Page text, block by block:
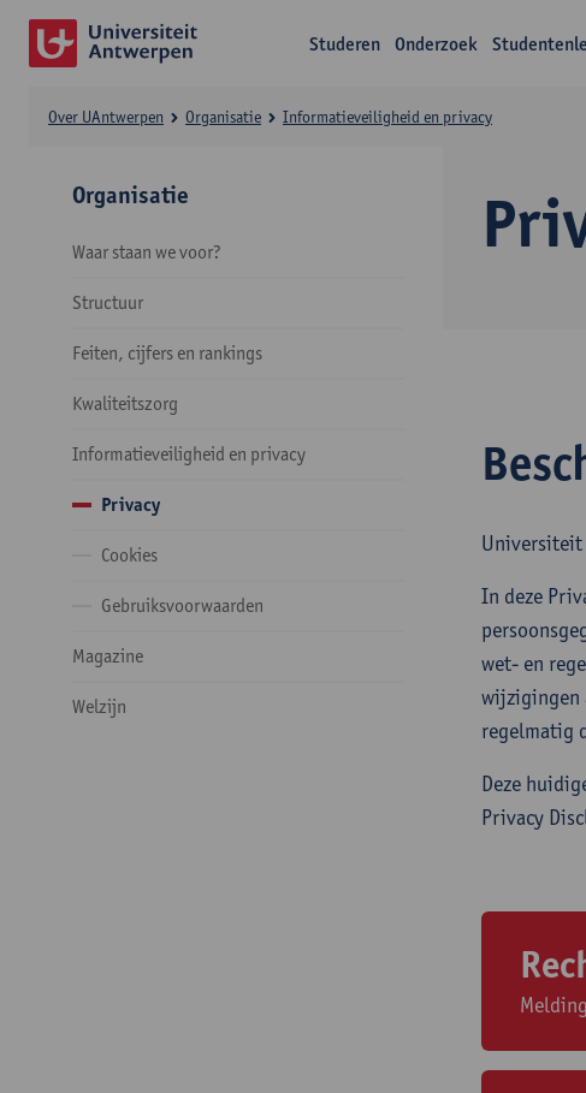
Studeren Onderzoek
Over UAntwerpen Organisatie Informatieveiligheid en privacy
Organisatie
Waar staan we voor?
Structuur
Feiten, cijfers en rankings
Kwaliteitszorg
Informatieveiligheid en privacy
Privacy
Cookies
Gebruiksvoorwaarden
Magazine
Welzijn
Universiteit
In deze
wet- en
wijzigingen
regelmatig
Deze
Privacy